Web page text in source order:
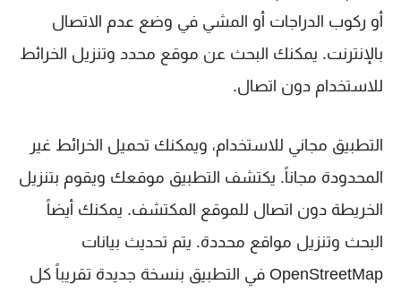
أو ركوب الدراجات أو المشي في وضع عدم الاتصال
بالإنترنت. يمكنك البحث عن موقع محدد وتنزيل الخرائط
للاستخدام دون اتصال.
التطبيق مجاني للاستخدام، ويمكنك تحميل الخرائط غير
المحدودة مجاناً. يكتشف التطبيق موقعك ويقوم بتنزيل
الخريطة دون اتصال للموقع المكتشف. يمكنك أيضاً
البحث وتنزيل مواقع محددة. يتم تحديث بيانات
OpenStreetMap في التطبيق بنسخة جديدة تقريباً كل